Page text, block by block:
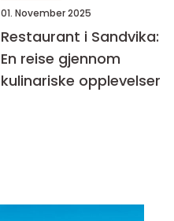
01. November 2025
Restaurant i Sandvika:
En reise gjennom
kulinariske opplevelser